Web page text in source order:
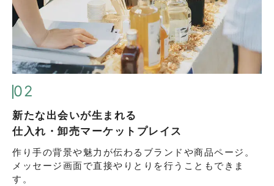
02
新たな出会いが生まれる
仕入れ・卸売マーケットプレイス
作り手の背景や魅力が伝わるブランドや商品ページ。
メッセージ画面で直接やりとりを行うこともできま
す。